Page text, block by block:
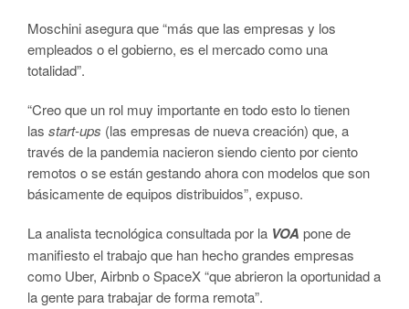
Moschini asegura que “más que las empresas y los
empleados o el gobierno, es el mercado como una
totalidad”.
“Creo que un rol muy importante en todo esto lo tienen
las start-ups (las empresas de nueva creación) que, a
través de la pandemia nacieron siendo ciento por ciento
remotos o se están gestando ahora con modelos que son
básicamente de equipos distribuidos”, expuso.
La analista tecnológica consultada por la VOA pone de
manifiesto el trabajo que han hecho grandes empresas
como Uber, Airbnb o SpaceX “que abrieron la oportunidad a
la gente para trabajar de forma remota”.